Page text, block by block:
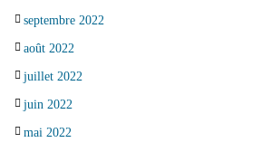
septembre 2022
août 2022
juillet 2022
juin 2022
mai 2022